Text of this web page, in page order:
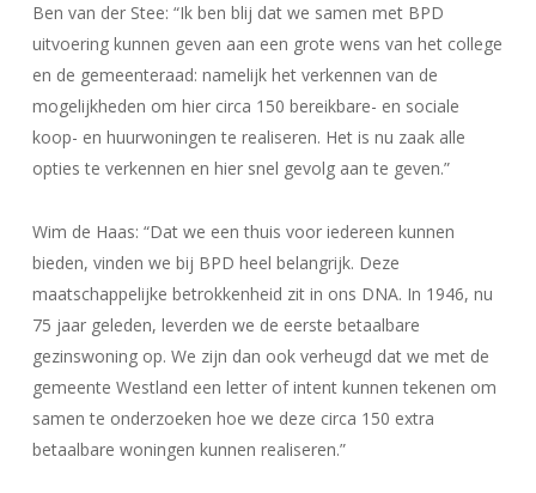
Ben van der Stee: “Ik ben blij dat we samen met BPD
uitvoering kunnen geven aan een grote wens van het college
en de gemeenteraad: namelijk het verkennen van de
mogelijkheden om hier circa 150 bereikbare- en sociale
koop- en huurwoningen te realiseren. Het is nu zaak alle
opties te verkennen en hier snel gevolg aan te geven.”
Wim de Haas: “Dat we een thuis voor iedereen kunnen
bieden, vinden we bij BPD heel belangrijk. Deze
maatschappelijke betrokkenheid zit in ons DNA. In 1946, nu
75 jaar geleden, leverden we de eerste betaalbare
gezinswoning op. We zijn dan ook verheugd dat we met de
gemeente Westland een letter of intent kunnen tekenen om
samen te onderzoeken hoe we deze circa 150 extra
betaalbare woningen kunnen realiseren.”